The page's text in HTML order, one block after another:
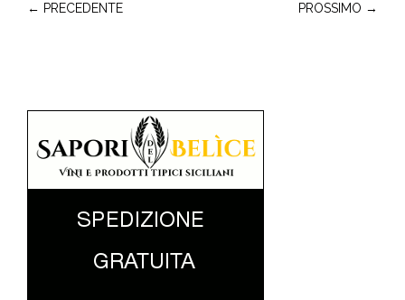
← PRECEDENTE PROSSIMO →